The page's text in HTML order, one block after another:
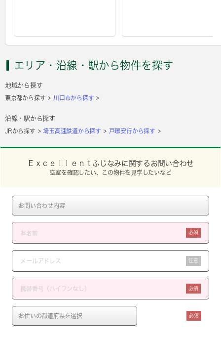
エリア・沿線・駅から物件を探す
地域から探す
東京都から探す 川口市から探す
沿線・駅から探す
JRから探す 埼玉高速鉄道から探す 戸塚安行から探す
Ｅｘｃｅｌｌｅｎｔふじなみに関するお問い合わせ
空室を確認したい、この物件を見学したいなど
必須
任意
必須
必須